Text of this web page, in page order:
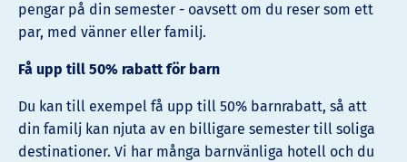
pengar på din semester - oavsett om du reser som ett
par, med vänner eller familj.
Få upp till 50% rabatt för barn
Du kan till exempel få upp till 50% barnrabatt, så att
din familj kan njuta av en billigare semester till soliga
destinationer. Vi har många barnvänliga hotell och du